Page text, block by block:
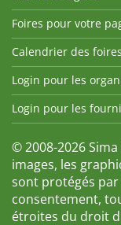
Foires pour votre
Calendrier des
Login pour les
Login pour les
© 2008-2026
images, les
sont protégés
consentement,
étroites du droit